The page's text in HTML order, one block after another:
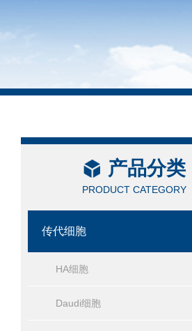
产品分类
PRODUCT CATEGORY
传代细胞
HA细胞
Daudi细胞